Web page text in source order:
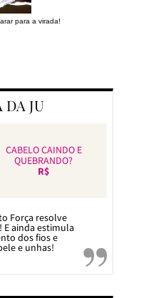
para a virada!
DA JU
CABELO CAINDO E
QUEBRANDO?
R$
Força resolve
E ainda estimula
dos fios e
e unhas!